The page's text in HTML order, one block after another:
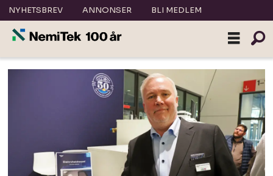
NYHETSBREV ANNONSER BLI MEDLEM